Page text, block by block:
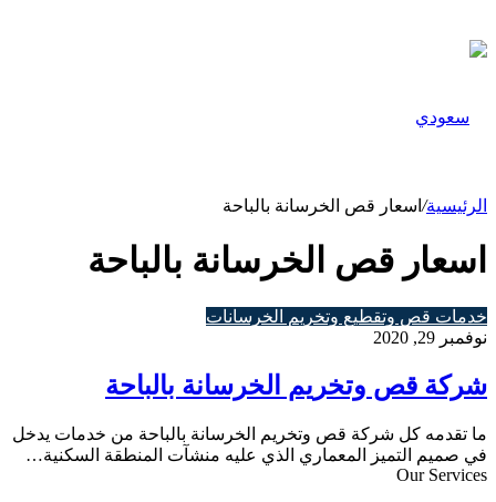
الرئيسية/ اسعار قص الخرسانة بالباحة
اسعار قص الخرسانة بالباحة
شركة
قص
الخرسانة
بالباحة
خدمات قص وتقطيع وتخريم الخرسانات
نوفمبر 29, 2020
شركة قص وتخريم الخرسانة بالباحة
ما تقدمه كل شركة قص وتخريم الخرسانة بالباحة من خدمات يدخل
في صميم التميز المعماري الذي عليه منشآت المنطقة السكنية…
Our Services